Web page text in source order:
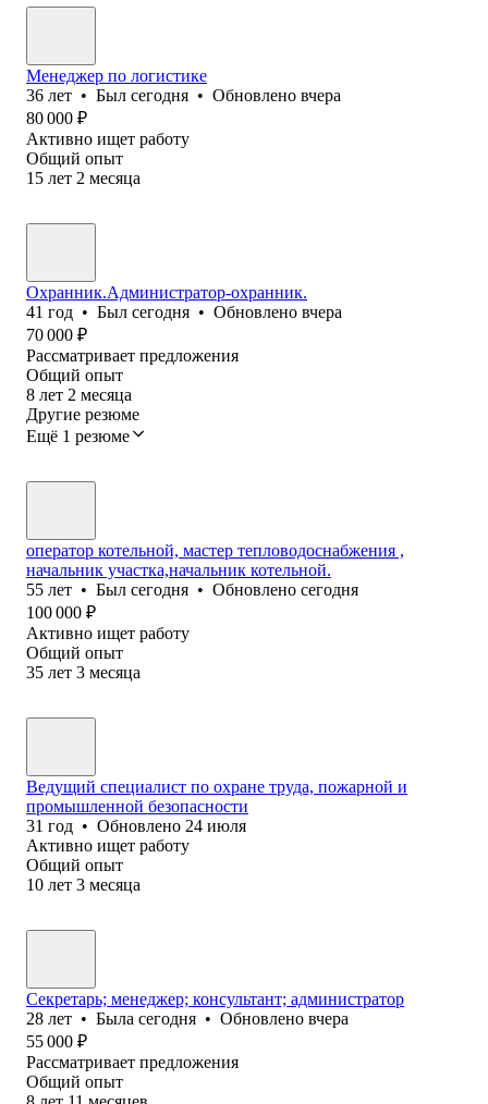
Менеджер по логистике
36 лет • Был сегодня • Обновлено вчера
80 000 ₽
Активно ищет работу
Общий опыт
15 лет 2 месяца
Охранник.Администратор-охранник.
41 год • Был сегодня • Обновлено вчера
70 000 ₽
Рассматривает предложения
Общий опыт
8 лет 2 месяца
Другие резюме
Ещё 1 резюме
оператор котельной, мастер тепловодоснабжения ,
начальник участка,начальник котельной.
55 лет • Был сегодня • Обновлено сегодня
100 000 ₽
Активно ищет работу
Общий опыт
35 лет 3 месяца
Ведущий специалист по охране труда, пожарной и
промышленной безопасности
31 год • Обновлено 24 июля
Активно ищет работу
Общий опыт
10 лет 3 месяца
Секретарь; менеджер; консультант; администратор
28 лет • Была сегодня • Обновлено вчера
55 000 ₽
Рассматривает предложения
Общий опыт